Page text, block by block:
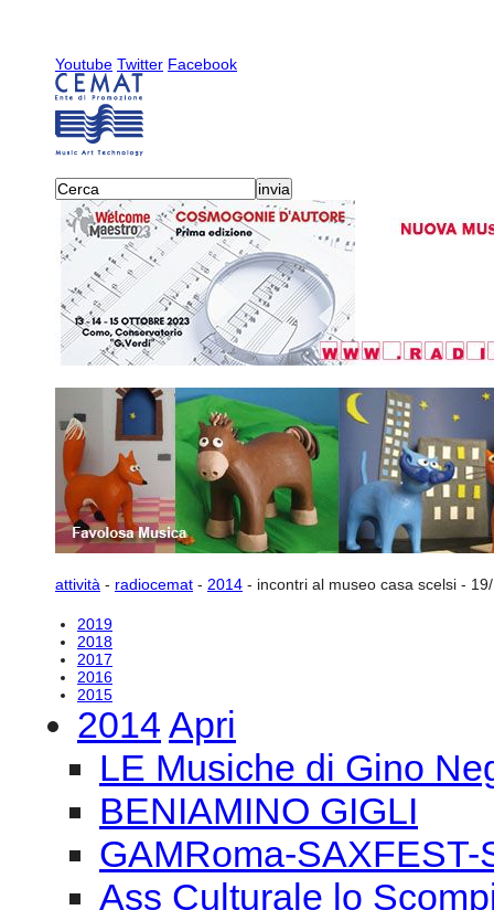
Youtube Twitter Facebook
attività - radiocemat - 2014 - incontri al museo casa scelsi -
2019
2018
2017
2016
2015
2014 Apri
LE Musiche di Gino
BENIAMINO GIGLI
GAMRoma-SAXFEST-
Ass Culturale lo